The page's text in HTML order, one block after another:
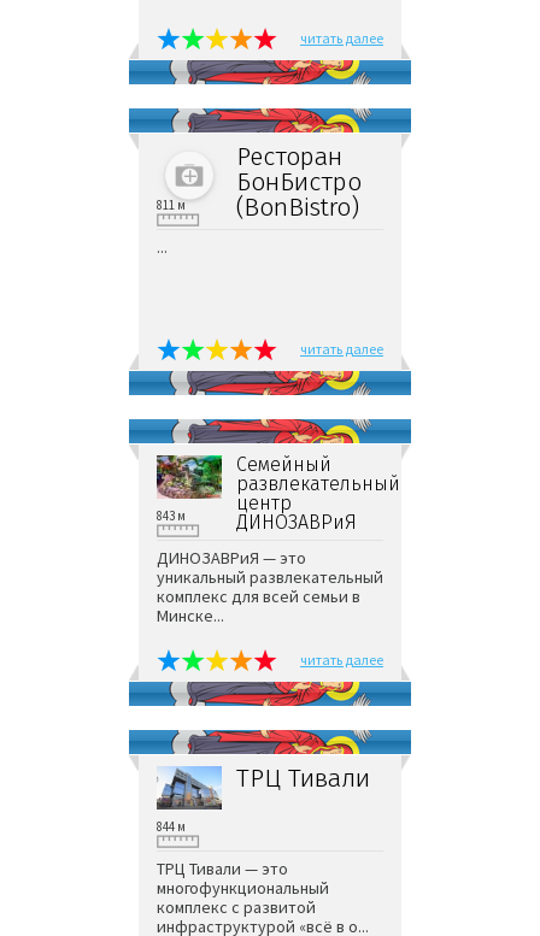
читать далее
Ресторан
БонБистро
(BonBistro)
811 м
...
читать далее
Семейный
развлекательный
центр
ДИНОЗАВРиЯ
843 м
ДИНОЗАВРиЯ — это
уникальный развлекательный
комплекс для всей семьи в
Минске...
читать далее
ТРЦ Тивали
844 м
ТРЦ Тивали — это
многофункциональный
комплекс с развитой
инфраструктурой «всё в о...